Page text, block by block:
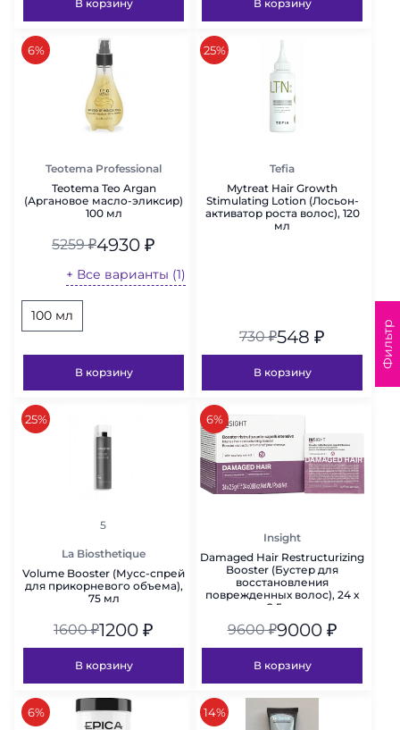
В корзину В корзину
скидка
6%
Teotema Professional
Teotema Teo Argan
(Аргановое масло-эликсир)
100 мл
5259₽4930 ₽
+ Все варианты (1)
100 мл
В корзину
скидка
25%
Tefia
Mytreat Hair Growth
Stimulating Lotion (Лосьон-
активатор роста волос), 120
мл
730₽548 ₽
В корзину
скидка
25%
рейтинг
5
La Biosthetique
Volume Booster (Мусс-спрей
для прикорневого объема),
75 мл
1600₽1200 ₽
В корзину
скидка
6%
Insight
Damaged Hair Restructurizing
Booster (Бустер для
восстановления
поврежденных волос), 24 х
2,5 гр
9600₽9000₽
В корзину
скидка
6% скидка
14%
Фильтр